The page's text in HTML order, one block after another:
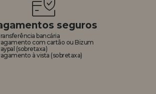
seguros
bancária
com cartão ou Bizum
(sobretaxa)
à vista (sobretaxa)